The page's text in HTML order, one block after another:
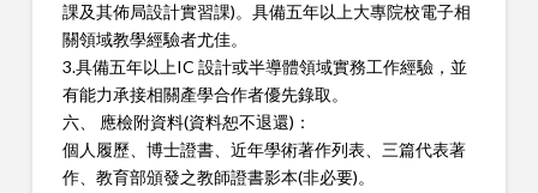
課及其佈局設計實習課)。具備五年以上大專院校電子相
關領域教學經驗者尤佳。
3.具備五年以上IC 設計或半導體領域實務工作經驗，並
有能力承接相關產學合作者優先錄取。
六、 應檢附資料(資料恕不退還)：
個人履歷、博士證書、近年學術著作列表、三篇代表著
作、教育部頒發之教師證書影本(非必要)。